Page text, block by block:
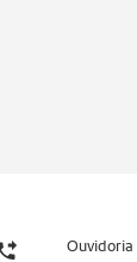
Ouvidoria